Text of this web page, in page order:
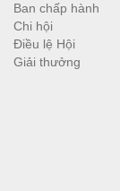
Ban chấp hành
Chi hội
Điều lệ Hội
Giải thưởng